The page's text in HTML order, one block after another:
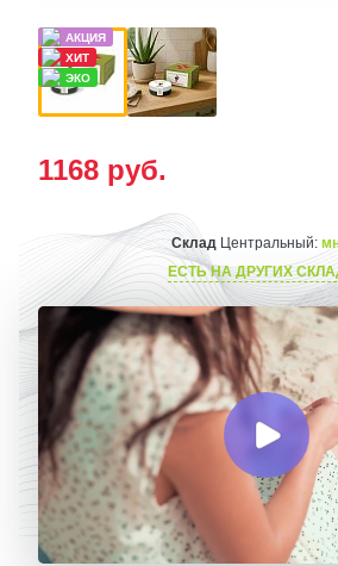
1168 руб.
СкладЦентральный:
ЕСТЬ НА ДРУГИХ